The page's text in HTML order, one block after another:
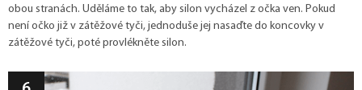
obou stranách. Uděláme to tak, aby silon vycházel z očka ven. Pokud
není očko již v zátěžové tyči, jednoduše jej nasaďte do koncovky v
zátěžové tyči, poté provlékněte silon.